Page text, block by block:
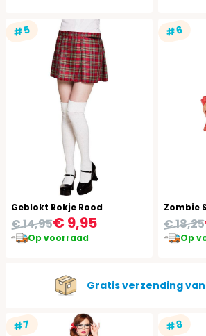
#5
Geblokt Rokje Rood
€ 9,95
€ 14,95
Op voorraad
#6
Zombie
€ 18,25
Op
Gratis verzending
#7 #8